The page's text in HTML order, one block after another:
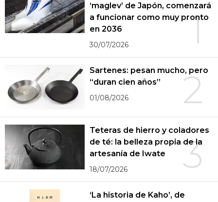
1
‘maglev’ de Japón, comenzará
a funcionar como muy pronto
en 2036
30/07/2026
2
Sartenes: pesan mucho, pero
“duran cien años”
01/08/2026
3
Teteras de hierro y coladores
de té: la belleza propia de la
artesanía de Iwate
18/07/2026
‘La historia de Kaho’, de